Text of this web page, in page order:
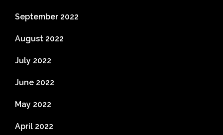
September 2022
August 2022
July 2022
June 2022
May 2022
April 2022